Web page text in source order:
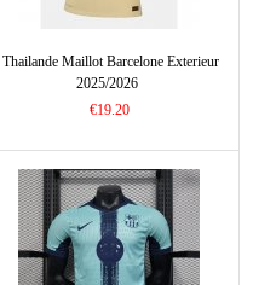
Thailande Maillot Barcelone Exterieur
2025/2026
€19.20